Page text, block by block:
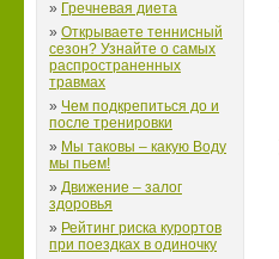
» Гречневая диета
» Открываете теннисный
сезон? Узнайте о самых
распространенных
травмах
» Чем подкрепиться до и
после тренировки
» Мы таковы – какую Воду
мы пьем!
» Движение – залог
здоровья
» Рейтинг риска курортов
при поездках в одиночку